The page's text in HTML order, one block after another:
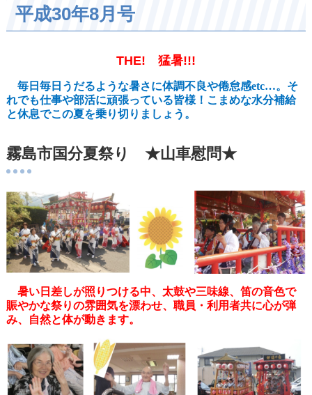
平成30年8月号
THE! 猛暑!!!
毎日毎日うだるような暑さに体調不良や倦怠感etc…。そ
れでも仕事や部活に頑張っている皆様！こまめな水分補給
と休息でこの夏を乗り切りましょう。
霧島市国分夏祭り ★山車慰問★
暑い日差しが照りつける中、太鼓や三味線、笛の音色で
賑やかな祭りの雰囲気を漂わせ、職員・利用者共に心が弾
み、自然と体が動きます。